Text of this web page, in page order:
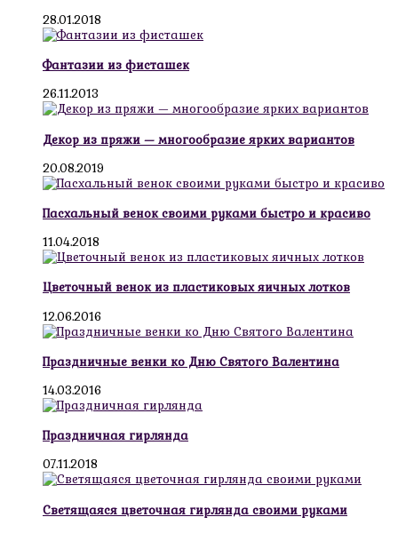
28.01.2018
Фантазии из фисташек
26.11.2013
Декор из пряжи — многообразие ярких вариантов
20.08.2019
Пасхальный венок своими руками быстро и красиво
11.04.2018
Цветочный венок из пластиковых яичных лотков
12.06.2016
Праздничные венки ко Дню Святого Валентина
14.03.2016
Праздничная гирлянда
07.11.2018
Светящаяся цветочная гирлянда своими руками